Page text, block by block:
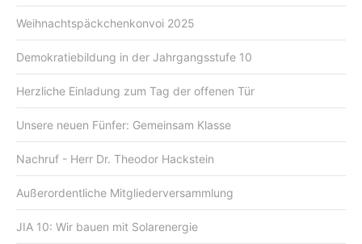
Weihnachtspäckchenkonvoi 2025
Demokratiebildung in der Jahrgangsstufe 10
Herzliche Einladung zum Tag der offenen Tür
Unsere neuen Fünfer: Gemeinsam Klasse
Nachruf - Herr Dr. Theodor Hackstein
Außerordentliche Mitgliederversammlung
JIA 10: Wir bauen mit Solarenergie